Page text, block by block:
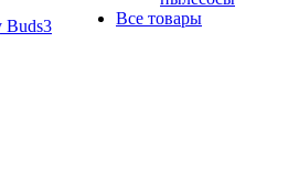
Buds3
Все товары